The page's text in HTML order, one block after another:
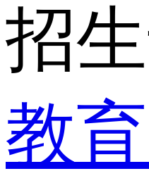
招
教